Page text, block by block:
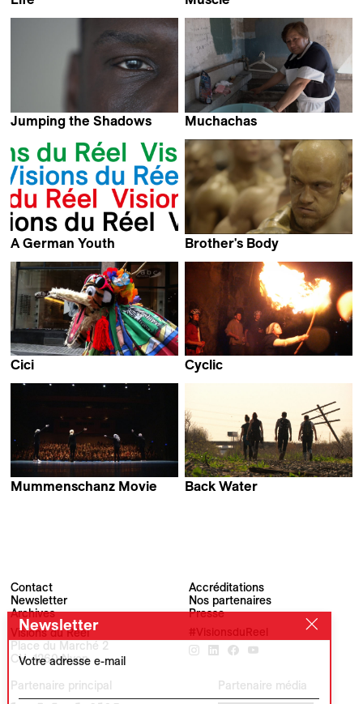
Jumping the Shadows
Steven Blatter
Muchachas
A German Youth
Brother's Body
Cici
Cyclic
Mummenschanz Movie
Back Water
Contact
Newsletter
Archives
Accréditations
Nos partenaires
Presse
Visions du Réel
Place du Marché 2
CH–1260 Nyon
#VisionsduReel
Partenaire principal Partenaire média
Newsletter
Votre adresse e-mail